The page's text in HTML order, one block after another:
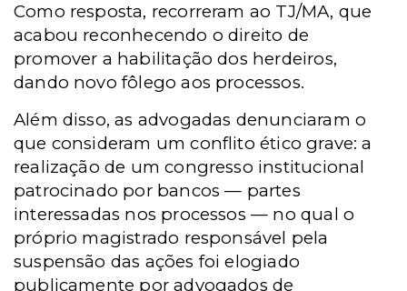
Como resposta, recorreram ao TJ/MA, que
acabou reconhecendo o direito de
promover a habilitação dos herdeiros,
dando novo fôlego aos processos.
Além disso, as advogadas denunciaram o
que consideram um conflito ético grave: a
realização de um congresso institucional
patrocinado por bancos — partes
interessadas nos processos — no qual o
próprio magistrado responsável pela
suspensão das ações foi elogiado
publicamente por advogados de